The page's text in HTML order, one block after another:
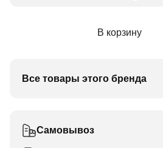
В корзину
Все товары этого бренда
Самовывоз